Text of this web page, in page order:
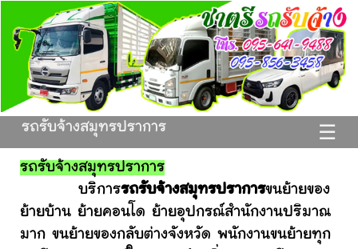
☰
รถรับจ้างสมุทรปราการ
รถรับจ้างสมุทรปราการ
บริการรถรับจ้างสมุทรปราการขนย้ายของ
ย้ายบ้าน ย้ายคอนโด ย้ายอุปกรณ์สำนักงานปริมาณ
มาก ขนย้ายของกลับต่างจังหวัด พนักงานขนย้ายทุก